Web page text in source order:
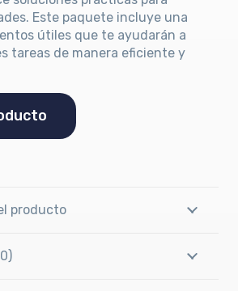
Este paquete incluye una
útiles que te ayudarán a
tareas de manera eficiente y
producto